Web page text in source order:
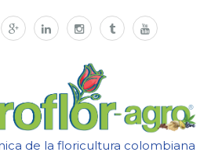
de la floricultura colombiana